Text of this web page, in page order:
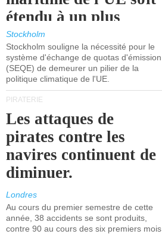
étendu à un plus
grand nombre de
navires.
Stockholm
Stockholm souligne la nécessité pour le
système d'échange de quotas d'émission
(SEQE) de demeurer un pilier de la
politique climatique de l'UE.
PIRATERIE
Les attaques de
pirates contre les
navires continuent de
diminuer.
Londres
Au cours du premier semestre de cette
année, 38 accidents se sont produits,
contre 90 au cours des six premiers mois